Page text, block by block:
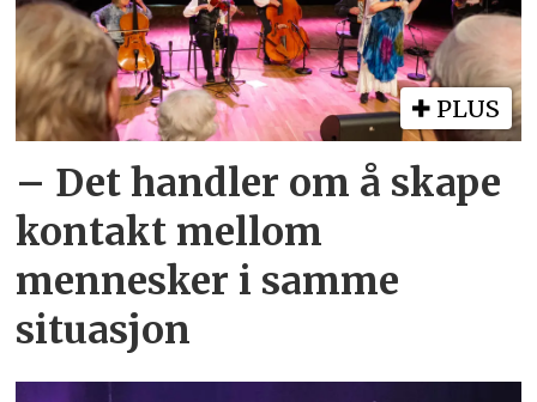
PLUS
– Det handler om å skape
kontakt mellom
mennesker i samme
situasjon